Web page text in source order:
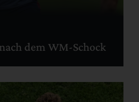
dem WM-Schock